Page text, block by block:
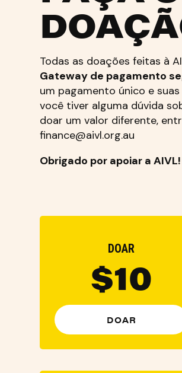
Todas as doações feitas à
Gateway de pagamento
um pagamento único e
você tiver alguma dúvida
doar um valor diferente,
finance@aivl.org.au
Obrigado por apoiar a AIVL!
DOAR
$10
DOAR